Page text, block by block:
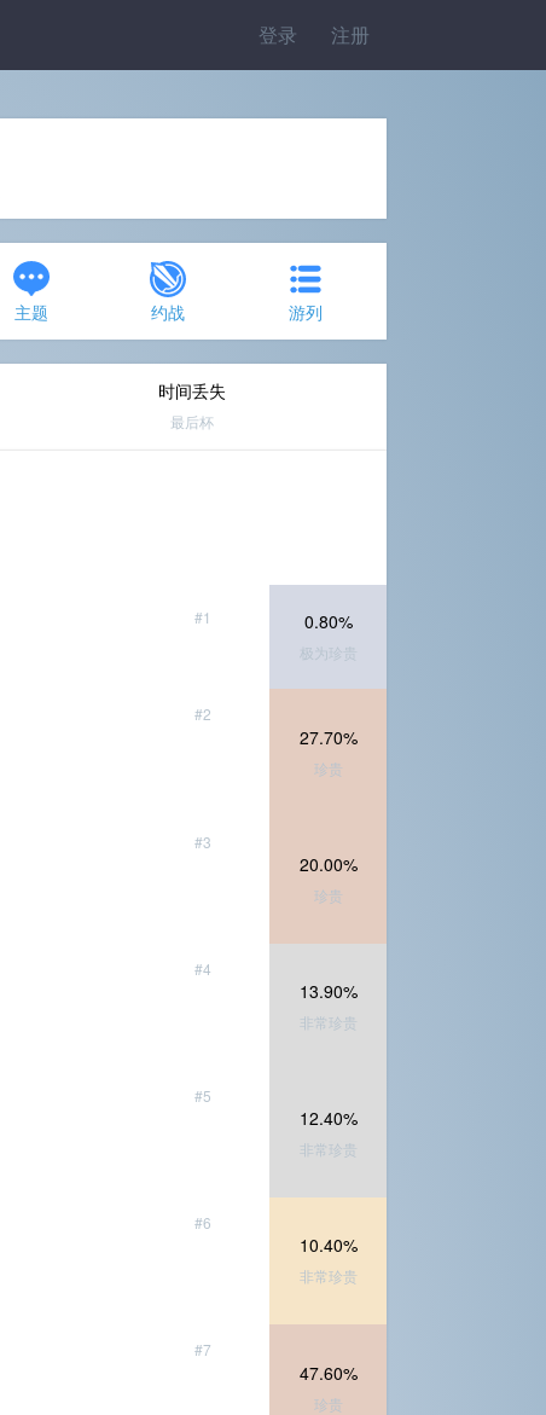
登录 注册
主题 约战 游列
时间丢失
最后杯
#1 0.80%
极为珍贵
#2
27.70%
珍贵
#3
20.00%
珍贵
#4
13.90%
非常珍贵
#5
12.40%
非常珍贵
#6
10.40%
非常珍贵
#7
47.60%
珍贵